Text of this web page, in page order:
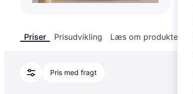
Priser Prisudvikling Læs om produktet
Pris med fragt